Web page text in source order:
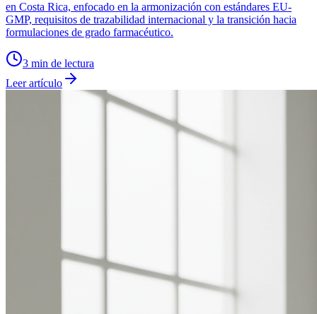
en Costa Rica, enfocado en la armonización con estándares EU-
GMP, requisitos de trazabilidad internacional y la transición hacia
formulaciones de grado farmacéutico.
3 min de lectura
Leer artículo